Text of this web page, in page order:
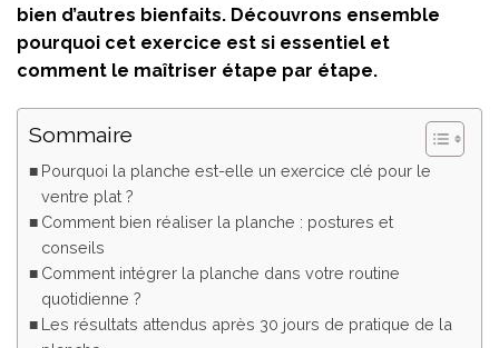
bien d’autres bienfaits. Découvrons ensemble
pourquoi cet exercice est si essentiel et
comment le maîtriser étape par étape.
Sommaire
Pourquoi la planche est-elle un exercice clé pour le
ventre plat ?
Comment bien réaliser la planche : postures et
conseils
Comment intégrer la planche dans votre routine
quotidienne ?
Les résultats attendus après 30 jours de pratique de la